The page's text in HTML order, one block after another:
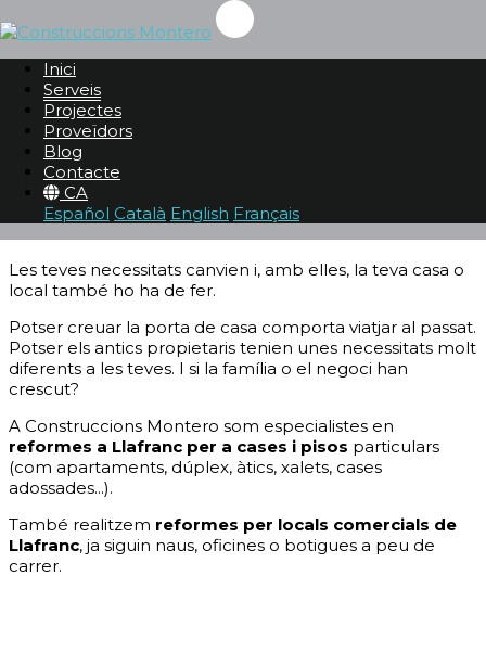
Inici
Serveis
Projectes
Proveïdors
Blog
Contacte
CA
Español Català English Français
REFORMES A LLAFRANC
Serveis
Reformes
Reformes a Llafranc
REFORMEM LA TEVA LLAR PER ADAPTAR-LA A
LES TEVES NECESSITATS
Les teves necessitats canvien i, amb elles, la teva casa o
local també ho ha de fer.
Potser creuar la porta de casa comporta viatjar al passat.
Potser els antics propietaris tenien unes necessitats molt
diferents a les teves. I si la família o el negoci han
crescut?
A Construccions Montero som especialistes en
reformes a Llafranc per a cases i pisos particulars
(com apartaments, dúplex, àtics, xalets, cases
adossades...).
També realitzem reformes per locals comercials de
Llafranc, ja siguin naus, oficines o botigues a peu de
carrer.